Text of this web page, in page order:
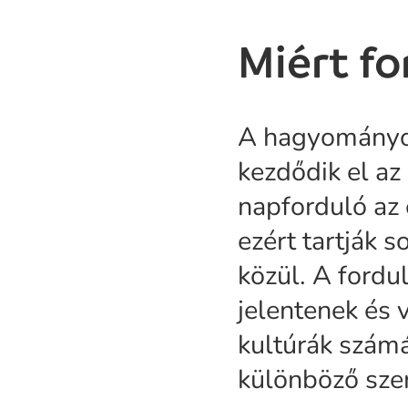
Miért
A
kezdődik el
napforduló
ezért tartják
közül. A
jelentenek és
kultúrák
különböző